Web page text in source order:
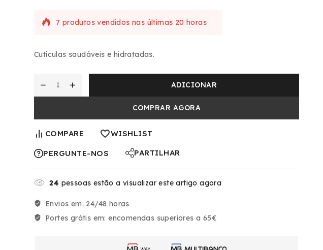
7 produtos vendidos nas últimas 20 horas
Cutículas saudáveis e hidratadas.
ADICIONAR
COMPRAR AGORA
COMPARE WISHLIST
PERGUNTE-NOS PARTILHAR
24 pessoas estão a visualizar este artigo agora
Envios em: 24/48 horas
Portes grátis em:encomendas superiores a 65€